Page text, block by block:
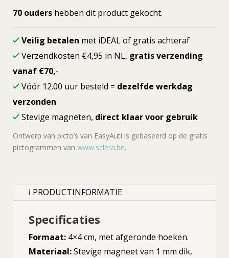
aantal
70 ouders hebben dit product gekocht.
Veilig betalen met iDEAL of gratis achteraf
Verzendkosten €4,95 in NL, gratis verzending
vanaf €70,-
Vóór 12.00 uur besteld = dezelfde werkdag
verzonden
Stevige magneten, direct klaar voor gebruik
Ontwerp van picto’s van EasyAuti is gebaseerd op de gratis
pictogrammen van www.sclera.be.
ℹ PRODUCTINFORMATIE
Specificaties
Formaat: 4×4 cm, met afgeronde hoeken.
Materiaal:Stevige magneet van 1 mm dik,